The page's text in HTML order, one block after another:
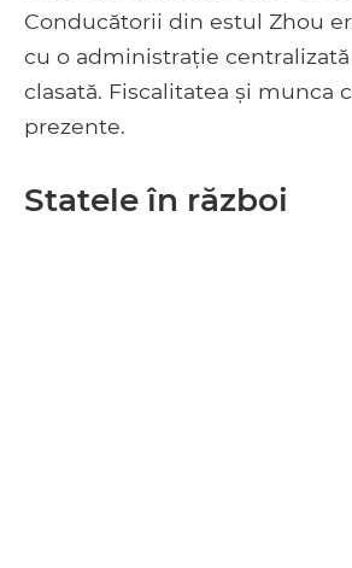
Conducătorii din estul Zhou
cu o administrație
clasată. Fiscalitatea și munca
prezente.
Statele în război